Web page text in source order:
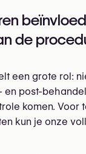
de
een grote rol:
en post-
komen. Voor
kun je onze